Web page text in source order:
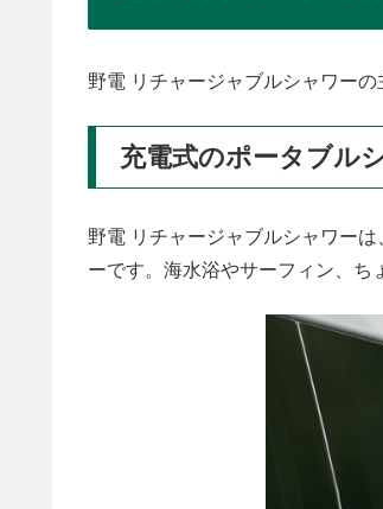
野電 リチャージャブルシャワーの
充電式のポータブル
野電 リチャージャブルシャワー
ーです。海水浴やサーフィン、ち